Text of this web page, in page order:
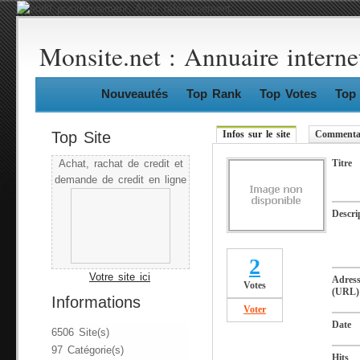
Monsite.net : Annuaire
Nouveautés Top Rank Top Votes Top
Top Site
Achat, rachat de credit et
demande de credit en ligne
Votre site ici
Informations
6506 Site(s)
97 Catégorie(s)
Infos sur le site
2
Votes
Voter
Titre
Date
Hits